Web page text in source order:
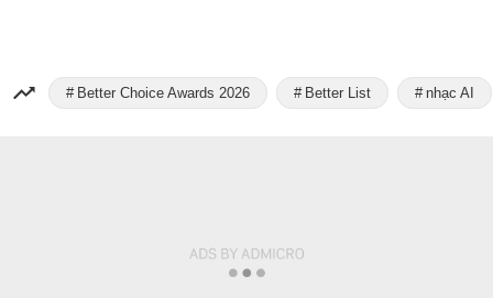
Better Choice Awards 2026 Better List nhạc AI